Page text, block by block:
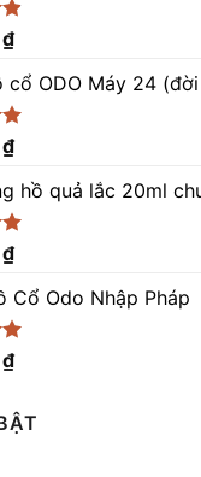
₫
cổ ODO Máy 24 (đời
₫
hồ quả lắc 20ml
₫
Cổ Odo Nhập Pháp
₫